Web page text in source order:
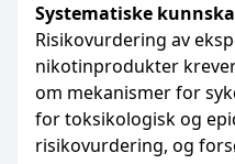
Systematiske
Risikovurdering av
nikotinprodukter
om mekanismer for
for toksikologisk og
risikovurdering, og